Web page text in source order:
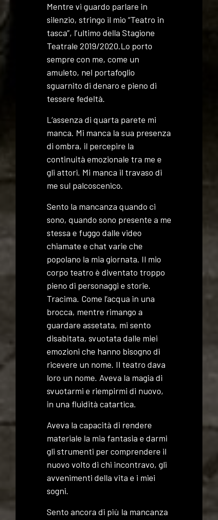
Mentre vi guardo parlare in
silenzio, stringo il mio “Teatro in
tasca”, l’ultimo della Stagione
Teatrale 2019/2020.Lo porto
sempre con me, come un
amuleto, nel portafoglio
sguarnito di denaro e pieno di
tessere fedeltà.
L’assenza di quarta parete mi
manca. Mi manca la sua presenza
di ombra, il percepire la
continuità emozionale tra me e
gli attori. Mi manca il travaso di
me sul palcoscenico.
Sento la mancanza quando ci
sono, quando sono presente a me
stessa e fuggo dalle video
chiamate e chat varie che
popolano la mia giornata. Il mio
corpo teatro è diventato troppo
pieno di personaggi e storie.
Tracima. Come l’acqua in una
brocca, mentre rimango a
guardare assetata, mi sento
disabitata, svuotata dalle miei
emozioni che hanno bisogno di
ricevere un nome. Il teatro dava
loro un nome. Aveva la magia di
svuotarmi e riempirmi di nuovo,
in una fluidità catartica.
Aveva la capacità di rendere
materiale la mia fantasia e darmi
gli strumenti per comprendere il
nuovo volto di chi incontravo, gli
avvenimenti della vita e i miei
sogni.
Sento ancora di più la mancanza